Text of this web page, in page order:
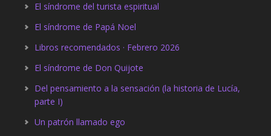
El síndrome del turista espiritual
El síndrome de Papá Noel
Libros recomendados · Febrero 2026
El síndrome de Don Quijote
Del pensamiento a la sensación (la historia de Lucía,
parte I)
Un patrón llamado ego